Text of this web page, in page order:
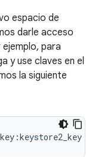
espacio de
darle acceso
para
y use claves en el
la siguiente
:keystore2_key